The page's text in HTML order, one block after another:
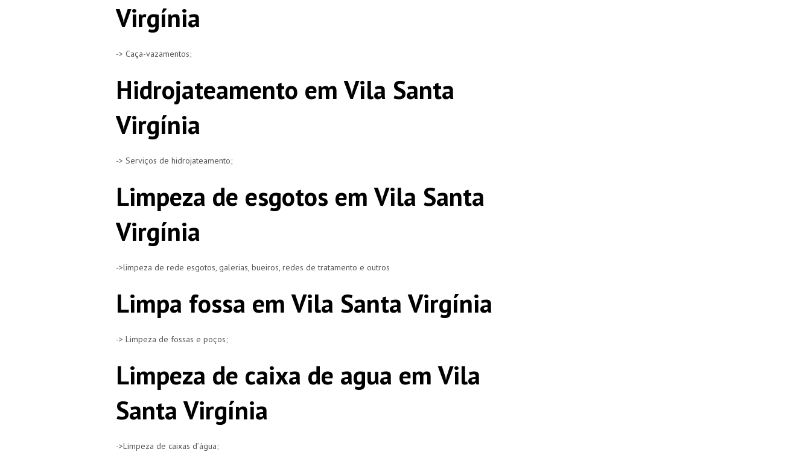
Virgínia
-> Caça-vazamentos;
Hidrojateamento em Vila Santa
Virgínia
-> Serviços de hidrojateamento;
Limpeza de esgotos em Vila Santa
Virgínia
->limpeza de rede esgotos, galerias, bueiros, redes de tratamento e outros
Limpa fossa em Vila Santa Virgínia
-> Limpeza de fossas e poços;
Limpeza de caixa de agua em Vila
Santa Virgínia
->Limpeza de caixas d’água;